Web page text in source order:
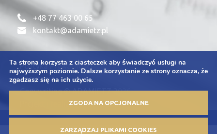
+48 77 463 00 65
kontakt@adamietz.pl
Polityka Prywatności
Zapytania
Copywriting © ADAMIETZ 2026
Projekt i realizacja: Offteam.pl
Ta strona korzysta z ciasteczek aby świadczyć usługi na
najwyższym poziomie. Dalsze korzystanie ze strony oznacza, że
zgadzasz się na ich użycie.
ZGODA NA OPCJONALNE
ZARZĄDZAJ PLIKAMI COOKIES